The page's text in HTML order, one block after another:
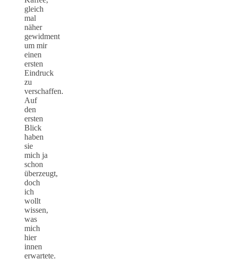
gleich
mal
näher
gewidment
um mir
einen
ersten
Eindruck
zu
verschaffen.
Auf
den
ersten
Blick
haben
sie
mich ja
schon
überzeugt,
doch
ich
wollt
wissen,
was
mich
hier
innen
erwartete.